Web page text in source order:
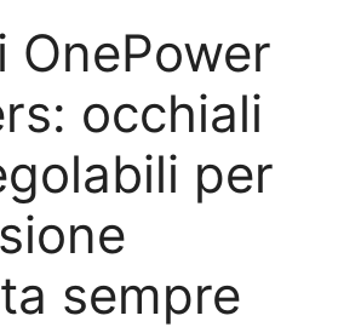
OnePower
occhiali
per
sempre